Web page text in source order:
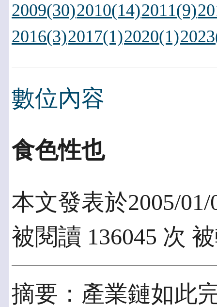
2009(30)2010(14)2011(9)
2016(3)2017(1)2020(1)
數位內容
食色性也
本文發表於2005/01/
被閱讀 136045 次
摘要：產業鏈如此